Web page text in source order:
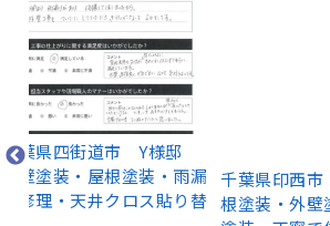
千葉県印西市 T様邸 屋
根塗装・外壁塗装・クリア
千葉県
工法・